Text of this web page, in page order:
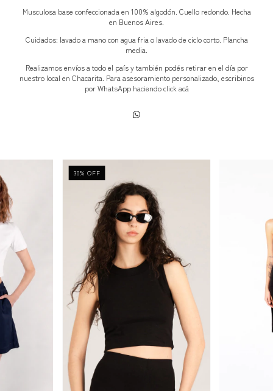
Musculosa base confeccionada en 100% algodón. Cuello redondo. Hecha
en Buenos Aires.
Cuidados: lavado a mano con agua fria o lavado de ciclo corto. Plancha
media.
Realizamos envíos a todo el país y también podés retirar en el día por
nuestro local en Chacarita. Para asesoramiento personalizado, escribinos
por WhatsApp haciendo clickacá
30% OFF